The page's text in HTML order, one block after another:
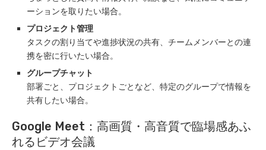
ーションを取りたい場合。
プロジェクト管理
タスクの割り当てや進捗状況の共有、チームメンバーとの連
携を密に行いたい場合。
グループチャット
部署ごと、プロジェクトごとなど、特定のグループで情報を
共有したい場合。
Google Meet：高画質・高音質で臨場感あふ
れるビデオ会議